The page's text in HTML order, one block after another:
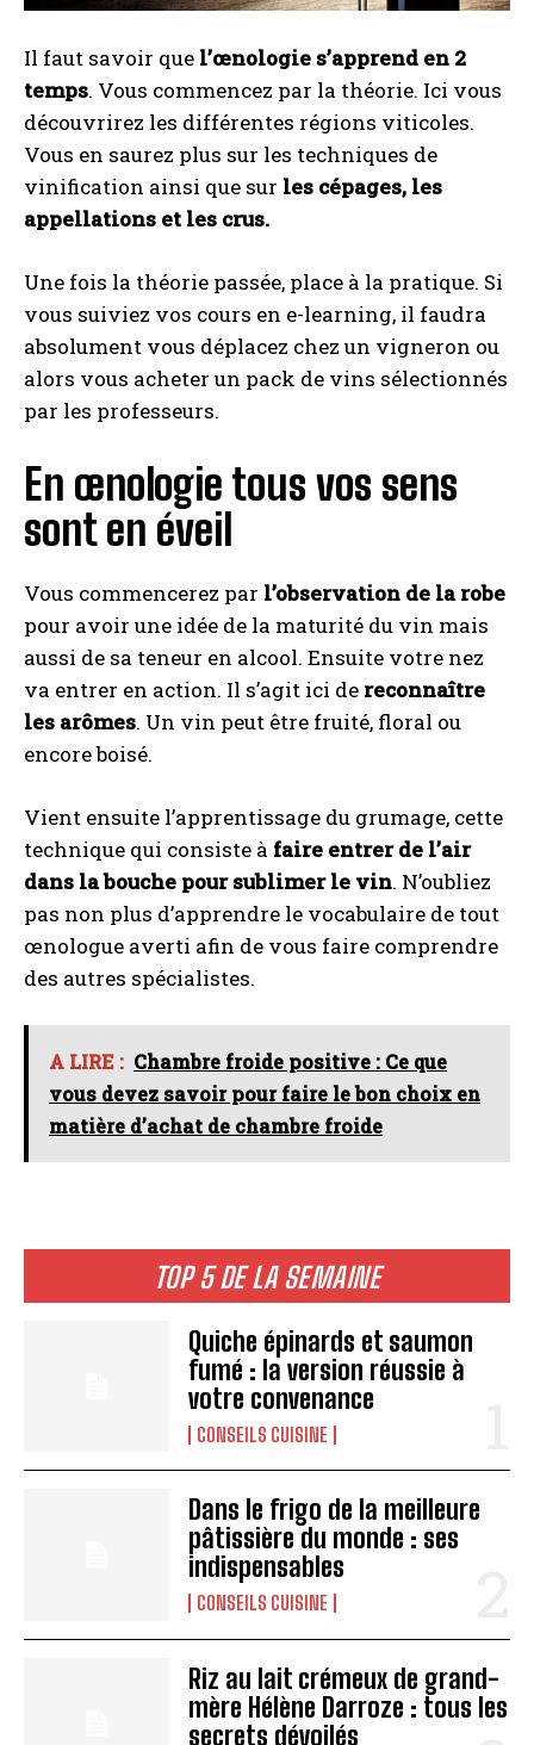
I've read and accept thePrivacy Policy.
TOP 5 DE LA SEMAINE
Quiche épinards et saumon
fumé : la version réussie à
votre convenance
CONSEILS CUISINE
Dans le frigo de la meilleure
pâtissière du monde : ses
indispensables
CONSEILS CUISINE
Riz au lait crémeux de grand-
mère Hélène Darroze : tous les
secrets dévoilés
Il faut savoir que l’œnologie s’apprend en 2
temps. Vous commencez par la théorie. Ici vous
découvrirez les différentes régions viticoles.
Vous en saurez plus sur les techniques de
vinification ainsi que sur les cépages, les
appellations et les crus.
Une fois la théorie passée, place à la pratique. Si
vous suiviez vos cours en e-learning, il faudra
absolument vous déplacez chez un vigneron ou
alors vous acheter un pack de vins sélectionnés
par les professeurs.
En œnologie tous vos sens
sont en éveil
Vous commencerez par l’observation de la robe
pour avoir une idée de la maturité du vin mais
aussi de sa teneur en alcool. Ensuite votre nez
va entrer en action. Il s’agit ici de reconnaître
les arômes. Un vin peut être fruité, floral ou
encore boisé.
Vient ensuite l’apprentissage du grumage, cette
technique qui consiste à faire entrer de l’air
dans la bouche pour sublimer le vin. N’oubliez
pas non plus d’apprendre le vocabulaire de tout
œnologue averti afin de vous faire comprendre
des autres spécialistes.
A LIRE : Chambre froide positive : Ce que
vous devez savoir pour faire le bon choix en
matière d’achat de chambre froide